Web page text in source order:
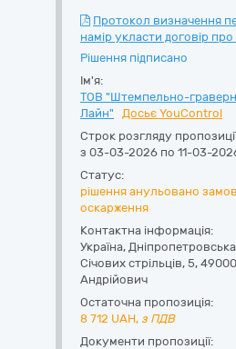
Протокол визначення
намір укласти договір
Рішення підписано
Ім'я:
ТОВ "Штемпельно-
Лайн"
Досьє YouControl
Строк розгляду
з 03-03-2026 по 11-03-
Статус:
рішення анульовано
оскарження
Контактна інформація:
Україна,
Січових стрільців, 5, 49000
Андрійович
Остаточна пропозиція:
8 712 UAH, з ПДВ
Документи пропозиції: